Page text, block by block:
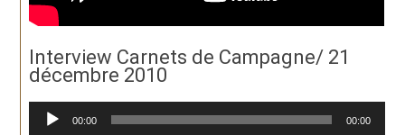
Interview Carnets de Campagne/ 21
décembre 2010
Lecteur
audio
00:00 00:00